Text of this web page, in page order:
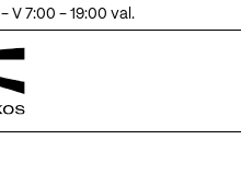
I - V 7:00 - 19:00 val.